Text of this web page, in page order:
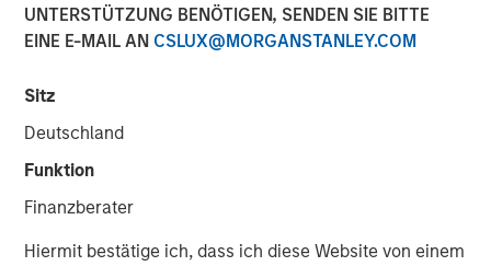
UNTERSTÜTZUNG BENÖTIGEN, SENDEN SIE BITTE
EINE E-MAIL AN CSLUX@MORGANSTANLEY.COM
Sitz
Deutschland
Funktion
Finanzberater
Hiermit bestätige ich, dass ich diese Website von einem
12 MAI 2026
approach to income investing; Morgan Stanley Real
Estate Investing’s David Gross sat down with PERE to
investing.